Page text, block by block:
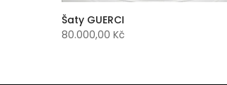
Šaty GUERCI
80.000,00 Kč